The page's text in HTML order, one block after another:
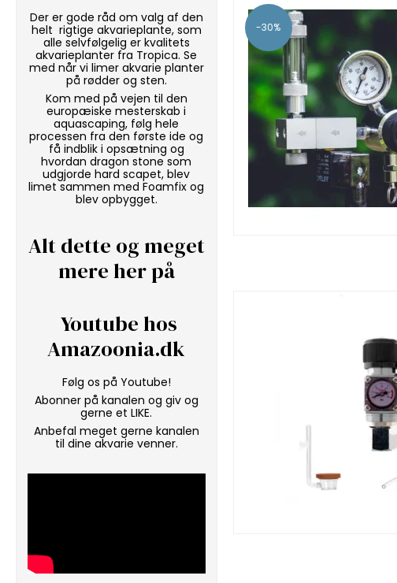
Der er gode råd om valg af den
helt rigtige akvarieplante, som
alle selvfølgelig er kvalitets
akvarieplanter fra Tropica. Se
med når vi limer akvarie planter
på rødder og sten.
Kom med på vejen til den
europæiske mesterskab i
aquascaping, følg hele
processen fra den første ide og
få indblik i opsætning og
hvordandragon stone som
udgjorde hard scapet, blev
limet sammen medFoamfix og
blev opbygget.
Alt dette og meget
mere her på
Youtube hos
Amazoonia.dk
Følg os på Youtube!
Abonner på kanalen og giv og
gerne et LIKE.
Anbefal meget gerne kanalen
til dine akvarie venner.
-30%